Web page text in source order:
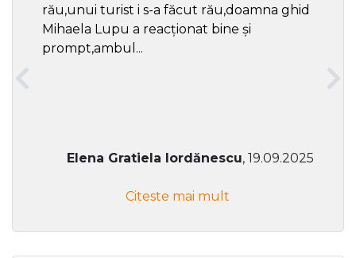
rău,unui turist i s-a făcut rău,doamna ghid
Mihaela Lupu a reacționat bine și
prompt,ambul...
Elena Gratiela Iordănescu, 19.09.2025
Citeste mai mult